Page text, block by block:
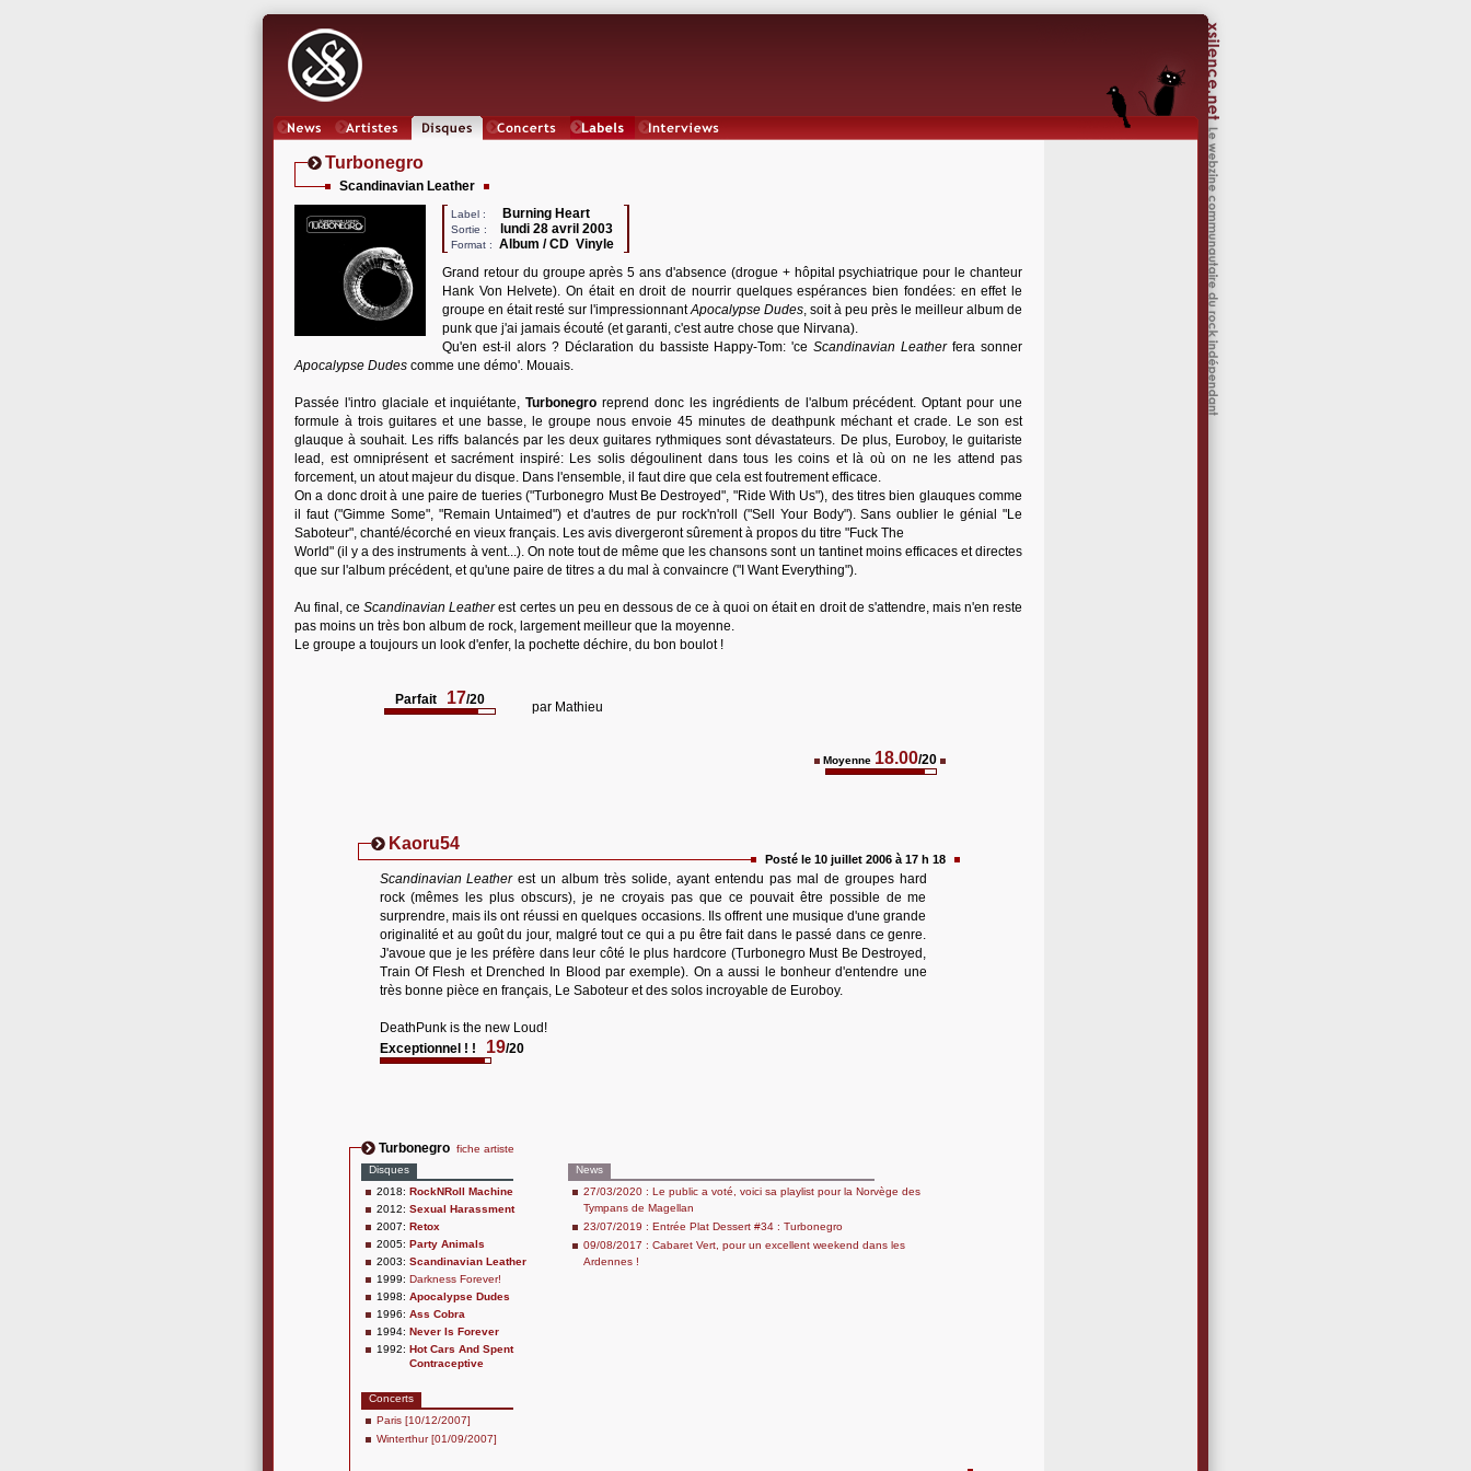
Turbonegro
Scandinavian Leather
Label : Burning Heart
Sortie : lundi 28 avril 2003
Format :
Album / CD Vinyle
Grand retour du groupe après 5 ans d'absence (drogue + hôpital psychiatrique pour le chanteur
Hank Von Helvete). On était en droit de nourrir quelques espérances bien fondées: en effet le
groupe en était resté sur l'impressionnantApocalypse Dudes, soit à peu près le meilleur album de
punk que j'ai jamais écouté (et garanti, c'est autre chose que Nirvana).
Qu'en est-il alors ? Déclaration du bassiste Happy-Tom: 'ceScandinavian Leatherfera sonner
Apocalypse Dudes comme une démo'. Mouais.
Passée l'intro glaciale et inquiétante,Turbonegro reprend donc les ingrédients de l'album précédent. Optant pour une
formule à trois guitares et une basse, le groupe nous envoie 45 minutes de deathpunk méchant et crade. Le son est
glauque à souhait. Les riffs balancés par les deux guitares rythmiques sont dévastateurs. De plus, Euroboy, le guitariste
lead, est omniprésent et sacrément inspiré: Les solis dégoulinent dans tous les coins et là où on ne les attend pas
forcement, un atout majeur du disque. Dans l'ensemble, il faut dire que cela est foutrement efficace.
On a donc droit à une paire de tueries ("Turbonegro Must Be Destroyed", "Ride With Us"), des titres bien glauques comme
il faut ("Gimme Some", "Remain Untaimed") et d'autres de pur rock'n'roll ("Sell Your Body"). Sans oublier le génial "Le
Saboteur", chanté/écorché en vieux français. Les avis divergeront sûrement à propos du titre "Fuck The
World" (il y a des instruments à vent...). On note tout de même que les chansons sont un tantinet moins efficaces et directes
que sur l'album précédent, et qu'une paire de titres a du mal à convaincre ("I Want Everything").
Au final, ceScandinavian Leatherest certes un peu en dessous de ce à quoi on était en droit de s'attendre, mais n'en reste
pas moins un très bon album de rock, largement meilleur que la moyenne.
Le groupe a toujours un look d'enfer, la pochette déchire, du bon boulot !
Parfait 17/20 par Mathieu
Moyenne 18.00/20
Kaoru54
Posté le 10 juillet 2006 à 17 h 18
Scandinavian Leatherest un album très solide, ayant entendu pas mal de groupes hard
rock (mêmes les plus obscurs), je ne croyais pas que ce pouvait être possible de me
surprendre, mais ils ont réussi en quelques occasions. Ils offrent une musique d'une grande
originalité et au goût du jour, malgré tout ce qui a pu être fait dans le passé dans ce genre.
J'avoue que je les préfère dans leur côté le plus hardcore (Turbonegro Must Be Destroyed,
Train Of Flesh et Drenched In Blood par exemple). On a aussi le bonheur d'entendre une
très bonne pièce en français, Le Saboteur et des solos incroyable de Euroboy.
DeathPunk is the new Loud!
Exceptionnel ! !
19/20
Turbonegro fiche artiste
Disques
2018: RockNRoll Machine
2012: Sexual Harassment
2007: Retox
2005: Party Animals
2003: Scandinavian Leather
1999: Darkness Forever!
1998: Apocalypse Dudes
1996: Ass Cobra
1994: Never Is Forever
1992: Hot Cars And Spent
Contraceptive
Concerts
Paris [10/12/2007]
Winterthur [01/09/2007]
News
27/03/2020 : Le public a voté, voici sa playlist pour la Norvège des
Tympans de Magellan
23/07/2019 : Entrée Plat Dessert #34 : Turbonegro
09/08/2017 : Cabaret Vert, pour un excellent weekend dans les
Ardennes !